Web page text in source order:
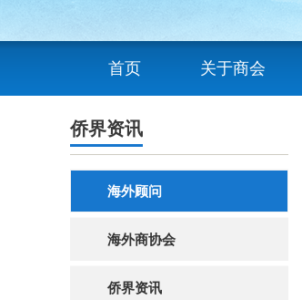
首页 关于商会
侨界资讯
海外顾问
海外商协会
侨界资讯